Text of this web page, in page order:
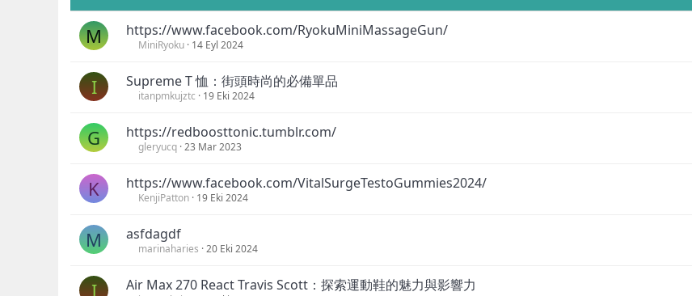
M https://www.facebook.com/RyokuMiniMassageGun/
MiniRyoku 14 Eyl 2024
I Supreme T 恤：街頭時尚的必備單品
itanpmkujztc 19 Eki 2024
G https://redboosttonic.tumblr.com/
gleryucq 23 Mar 2023
K https://www.facebook.com/VitalSurgeTestoGummies2024/
KenjiPatton 19 Eki 2024
M asfdagdf
marinaharies 20 Eki 2024
I Air Max 270 React Travis Scott：探索運動鞋的魅力與影響力